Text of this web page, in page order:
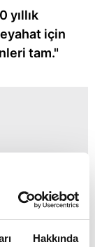
Hakkında
yıllık
için
tam."